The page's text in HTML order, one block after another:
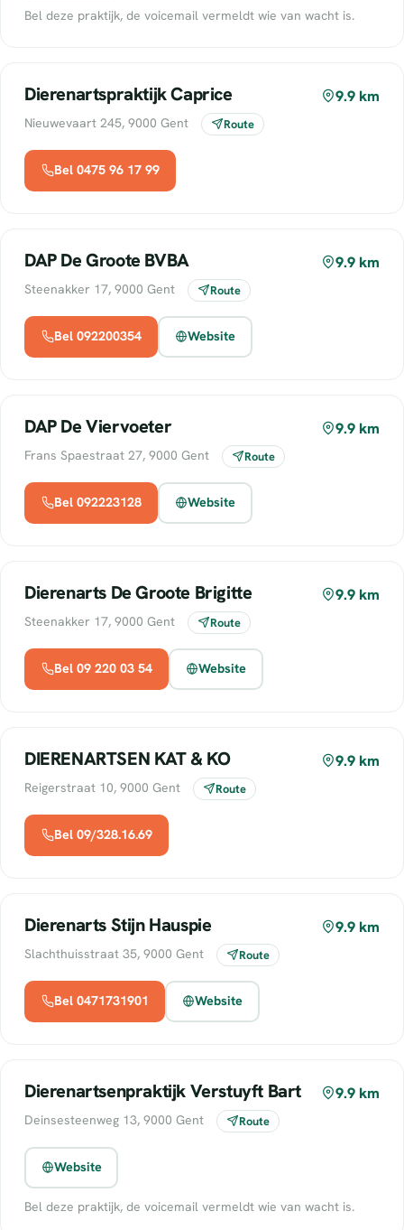
Bel deze praktijk, de voicemail vermeldt wie van wacht is.
Dierenartspraktijk Caprice 9.9 km
Nieuwevaart 245, 9000 Gent Route
Bel 0475 96 17 99
DAP De Groote BVBA 9.9 km
Steenakker 17, 9000 Gent Route
Bel 092200354 Website
DAP De Viervoeter 9.9 km
Frans Spaestraat 27, 9000 Gent Route
Bel 092223128 Website
Dierenarts De Groote Brigitte 9.9 km
Steenakker 17, 9000 Gent Route
Bel 09 220 03 54 Website
DIERENARTSEN KAT & KO 9.9 km
Reigerstraat 10, 9000 Gent Route
Bel 09/328.16.69
Dierenarts Stijn Hauspie 9.9 km
Slachthuisstraat 35, 9000 Gent Route
Bel 0471731901 Website
Dierenartsenpraktijk Verstuyft Bart 9.9 km
Deinsesteenweg 13, 9000 Gent Route
Website
Bel deze praktijk, de voicemail vermeldt wie van wacht is.